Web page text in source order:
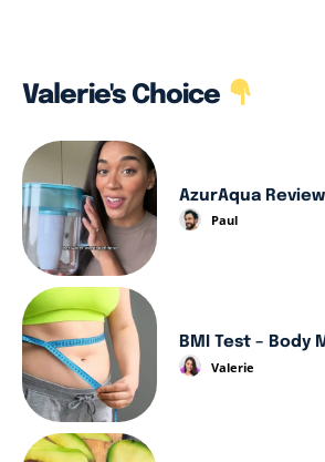
Valerie's Choice
AzurAqua
Paul
BMI Test – Body
Valerie